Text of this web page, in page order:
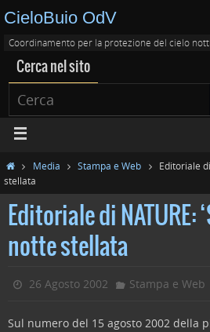
CieloBuio OdV
Coordinamento per la protezione del cielo
Cerca nel sito
Media Stampa e Web
Editoriale
stellata
Editoriale di NATURE:
notte stellata
26 Agosto 2002 Stampa e Web
Sul numero del 15 agosto 2002 della